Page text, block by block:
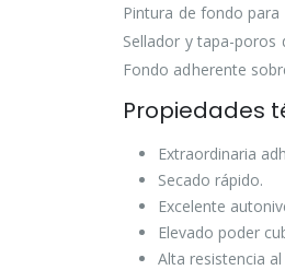
Pintura de fondo
Sellador y tapa-
Fondo adherente
Propiedades
Extraordinaria
Secado rápido.
Excelente
Elevado poder
Alta resistencia al